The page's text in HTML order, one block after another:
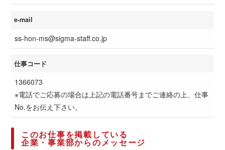
e-mail
ss-hon-ms@sigma-staff.co.jp
仕事コード
1366073
※電話でご応募の場合は上記の電話番号までご連絡の上、仕事
No.をお伝え下さい。
このお仕事を掲載している
企業・事業部からのメッセージ